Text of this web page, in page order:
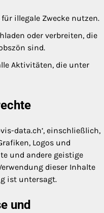
illegale Zwecke nutzen.
oder verbreiten, die
sind.
Aktivitäten, die unter
data.ch’, einschließlich,
Logos und
und andere geistige
dieser Inhalte
ist untersagt.
und